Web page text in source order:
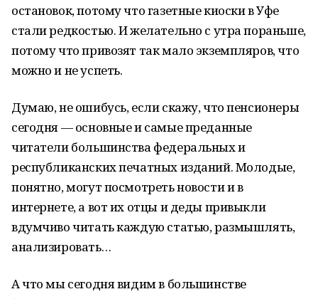
остановок, потому что газетные киоски в Уфе
стали редкостью. И желательно с утра пораньше,
потому что привозят так мало экземпляров, что
можно и не успеть.
Думаю, не ошибусь, если скажу, что пенсионеры
сегодня — основные и самые преданные
читатели большинства федеральных и
республиканских печатных изданий. Молодые,
понятно, могут посмотреть новости и в
интернете, а вот их отцы и деды привыкли
вдумчиво читать каждую статью, размышлять,
анализировать…
А что мы сегодня видим в большинстве